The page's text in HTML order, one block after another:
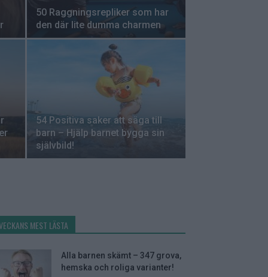
50 Raggningsrepliker som har
den där lite dumma charmen
54 Positiva saker att säga till
barn – Hjälp barnet bygga sin
självbild!
MEST LÄSTA
Alla barnen skämt – 347 grova,
hemska och roliga varianter!